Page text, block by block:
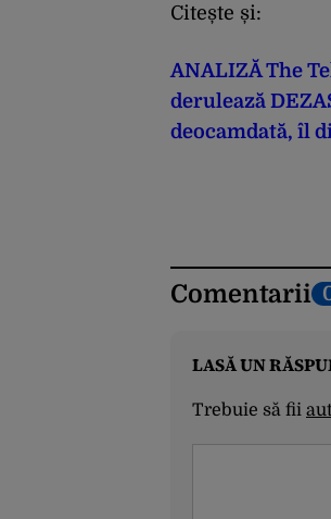
Citește și:
ANALIZĂ The
derulează
deocamdată, îl
Comentarii
LASĂ UN
Trebuie să fii